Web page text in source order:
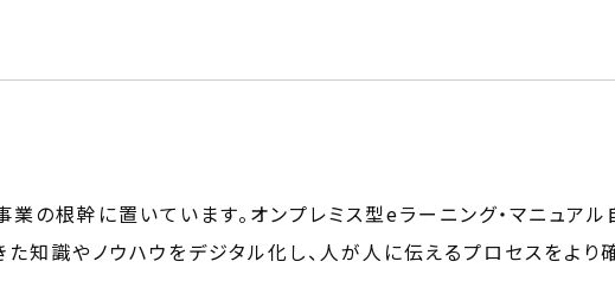
業の根幹に置いています。オンプレミス型eラーニング・マニュア
知識やノウハウをデジタル化し、人が人に伝えるプロセスをより